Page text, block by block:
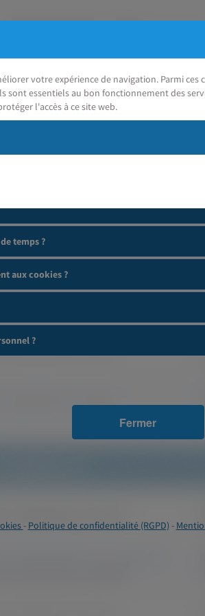
temps ?
aux cookies ?
?
Fermer
- Politique de confidentialité (RGPD) -
votre expérience de navigation. Parmi ces
sont essentiels au bon fonctionnement des
l'accès à ce site web.